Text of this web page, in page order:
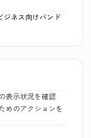
ネス向けバンド
表示状況を確認
めのアクションを